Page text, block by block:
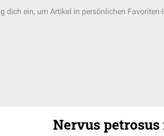
dich ein, um Artikel in persönlichen
Nervus